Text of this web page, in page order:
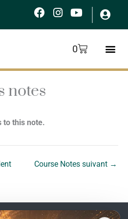
F
c
o
k
I
s
g
Y
u
t
u
b
0
Panier
notes
to this note.
Course Notes suivant →